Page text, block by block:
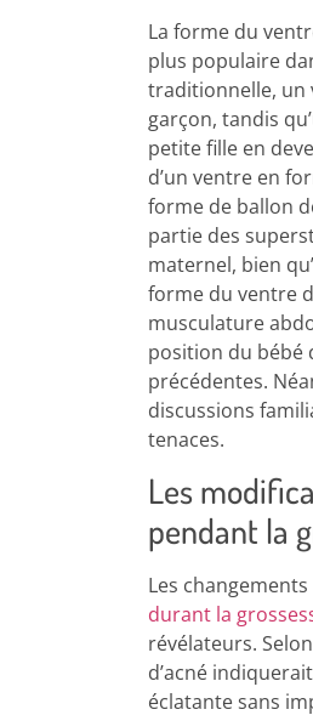
La forme du
plus populaire
traditionnelle, un
garçon, tandis
petite fille en
d’un ventre en
forme de ballon
partie des
maternel, bien
forme du ventre
musculature
position du bébé
précédentes.
discussions
tenaces.
Les
pendant la
Les
durant la
révélateurs.
d’acné
éclatante sans